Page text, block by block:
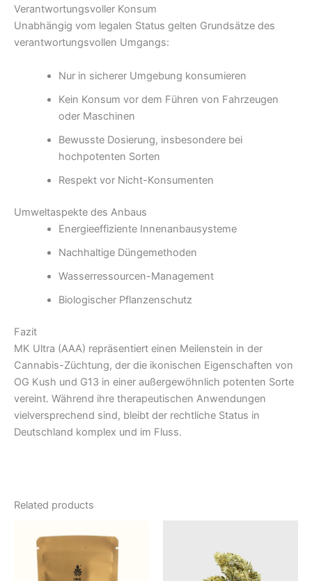
Verantwortungsvoller Konsum
Unabhängig vom legalen Status gelten Grundsätze des
verantwortungsvollen Umgangs:
Nur in sicherer Umgebung konsumieren
Kein Konsum vor dem Führen von Fahrzeugen
oder Maschinen
Bewusste Dosierung, insbesondere bei
hochpotenten Sorten
Respekt vor Nicht-Konsumenten
Umweltaspekte des Anbaus
Energieeffiziente Innenanbausysteme
Nachhaltige Düngemethoden
Wasserressourcen-Management
Biologischer Pflanzenschutz
Fazit
MK Ultra (AAA) repräsentiert einen Meilenstein in der
Cannabis-Züchtung, der die ikonischen Eigenschaften von
OG Kush und G13 in einer außergewöhnlich potenten Sorte
vereint. Während ihre therapeutischen Anwendungen
vielversprechend sind, bleibt der rechtliche Status in
Deutschland komplex und im Fluss.
Related products